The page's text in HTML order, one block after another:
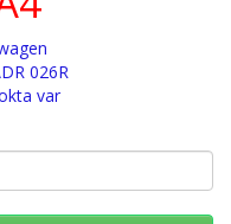
026R
var